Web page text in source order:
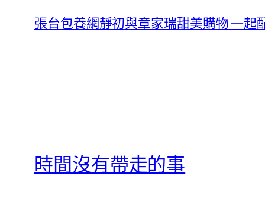
張台包養網靜初與章家瑞甜美購物 一起
時間沒有帶走的事